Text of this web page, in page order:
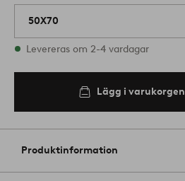
50X70
I lager
Levereras om 2-4 vardagar
Lägg i varukorgen
Produktinformation